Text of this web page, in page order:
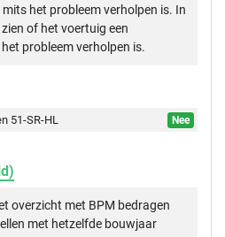
het probleem verholpen is. In
of het voertuig een
probleem verholpen is.
51-SR-HL
Nee
overzicht met BPM bedragen
met hetzelfde bouwjaar